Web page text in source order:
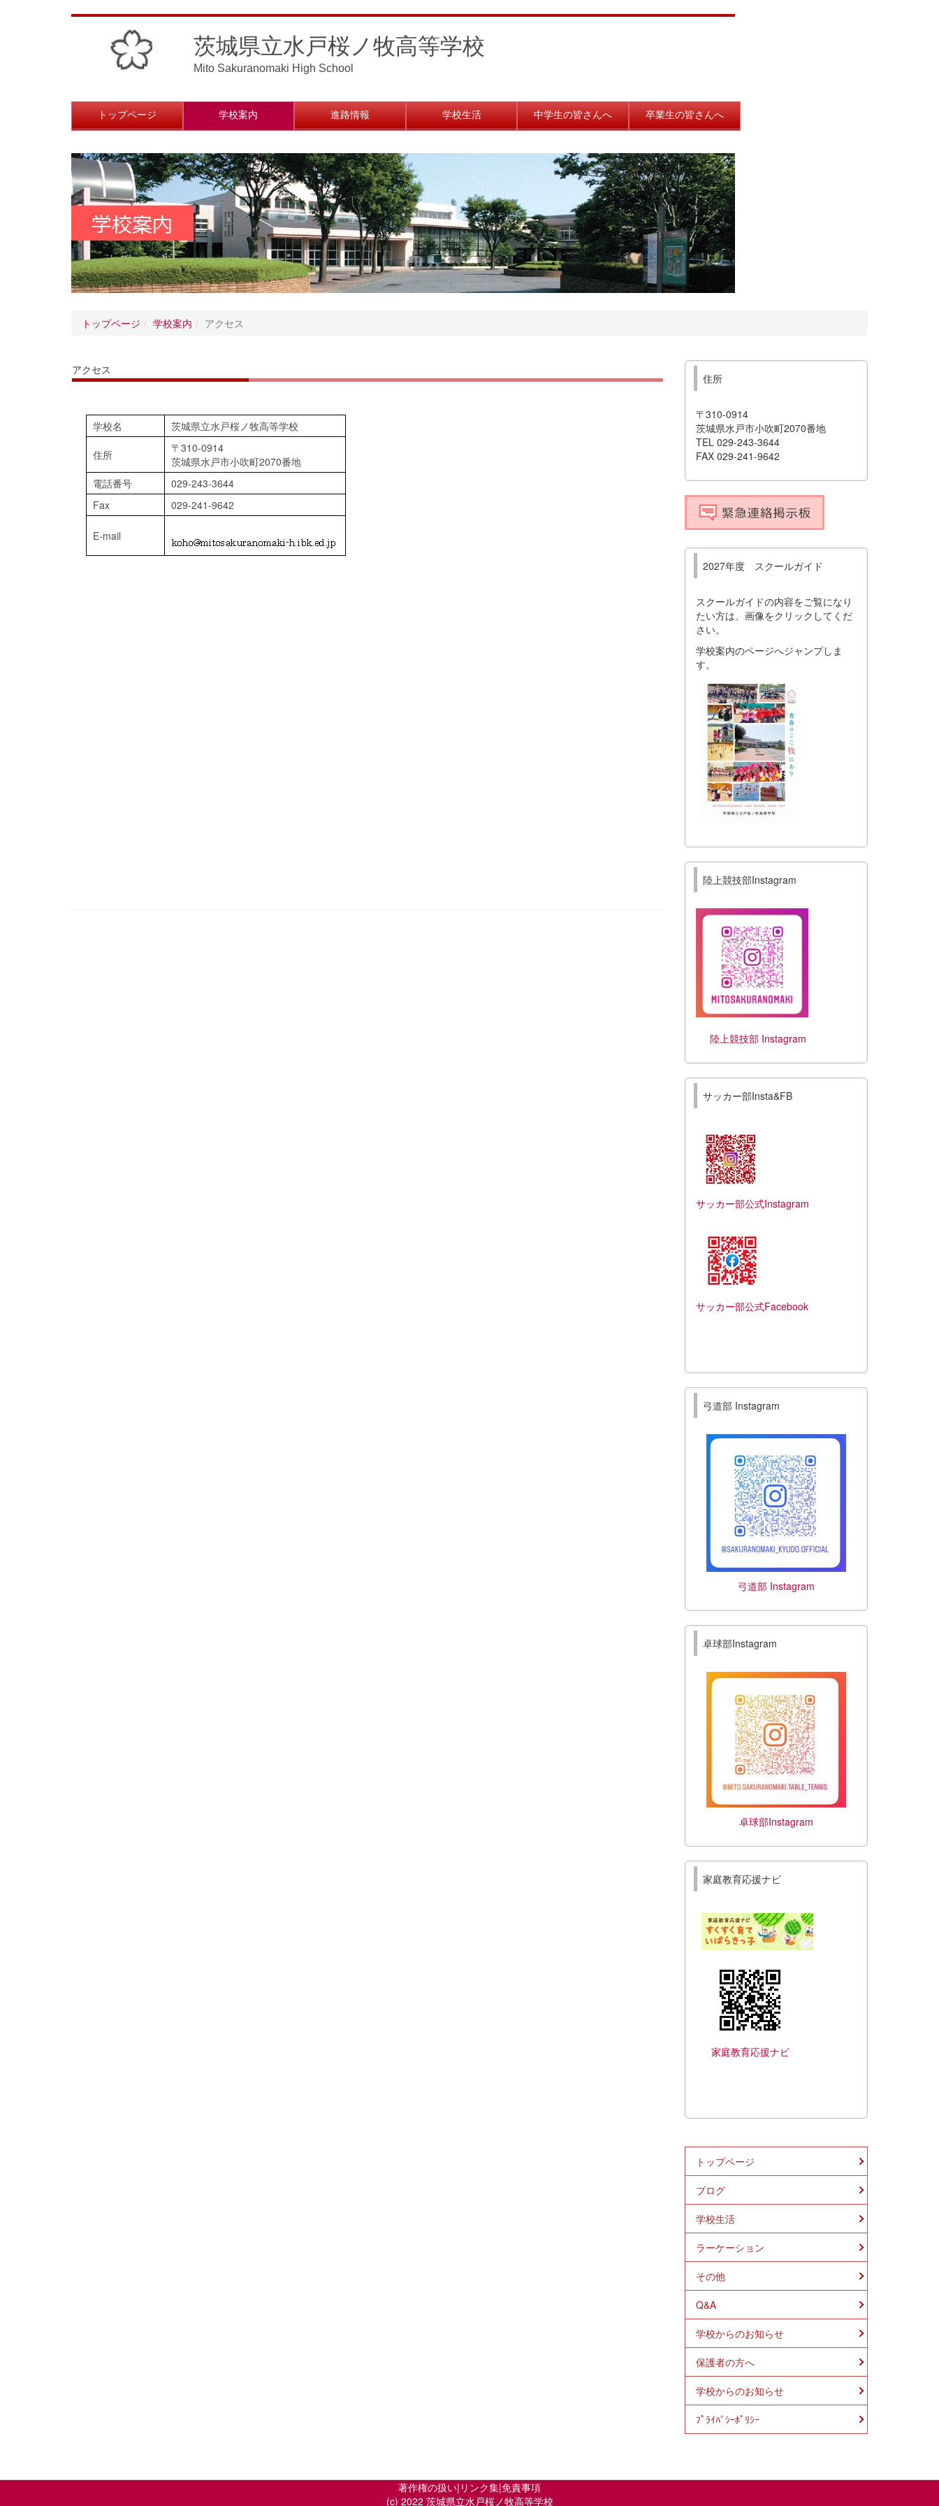
茨城県立水戸桜ノ牧高等学校
Mito Sakuranomaki High School
トップページ 学校案内 進路情報 学校生活 中学生の皆さんへ 卒業生の皆さんへ
トップページ 学校案内 アクセス
アクセス
学校名 茨城県立水戸桜ノ牧高等学校
住所
〒310-0914
茨城県水戸市小吹町2070番地
電話番号
029-243-3644
Fax
029-241-9642
E-mail
住所
〒310-0914
茨城県水戸市小吹町2070番地
TEL 029-243-3644
FAX 029-241-9642
2027年度 スクールガイド
スクールガイドの内容をご覧になり
たい方は、画像をクリックしてくだ
さい。
学校案内のページへジャンプしま
す。
陸上競技部Instagram
陸上競技部 Instagram
サッカー部Insta&FB
サッカー部公式Instagram
サッカー部公式Facebook
弓道部 Instagram
弓道部 Instagram
卓球部Instagram
卓球部Instagram
家庭教育応援ナビ
家庭教育応援ナビ
トップページ
ブログ
学校生活
ラーケーション
その他
Q&A
学校からのお知らせ
保護者の方へ
学校からのお知らせ
ﾌﾟﾗｲﾊﾞｼｰﾎﾟﾘｼｰ
著作権の扱い| リンク集|免責事項
(c) 2022 茨城県立水戸桜ノ牧高等学校